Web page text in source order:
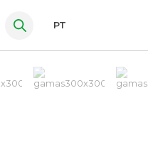
ES
PT